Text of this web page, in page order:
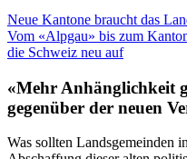
Neue Kantone braucht das
Vom «Alpgau» bis zum
die Schweiz neu auf
«Mehr Anhänglichkeit
gegenüber der neuen
Was sollten Landsgemeinden